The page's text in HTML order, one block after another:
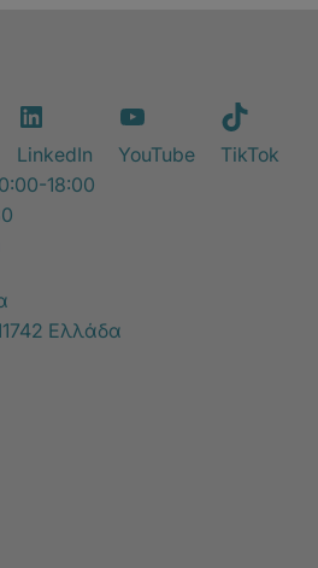
LinkedIn YouTube
TikTok
18:00
Ελλάδα